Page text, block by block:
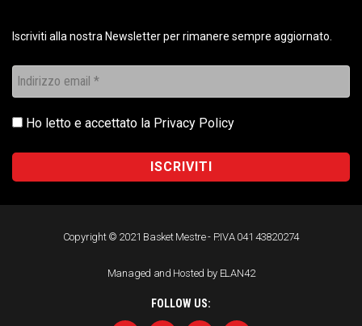
Iscriviti alla nostra Newsletter per rimanere sempre aggiornato.
Ho letto e accettato la Privacy Policy
Copyright © 2021 Basket Mestre - P.IVA 041 43820274
Managed and Hosted by ELAN42
FOLLOW US: